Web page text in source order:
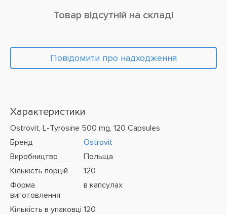
Товар відсутній на складі
Повідомити про надходження
Характеристики
Ostrovit, L-Tyrosine 500 mg, 120 Capsules
Бренд
Ostrovit
Виробництво
Польща
Кількість порцій
120
Форма
виготовлення
в капсулах
Кількість в упаковці 120